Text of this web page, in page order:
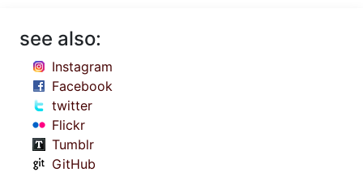
see also:
Instagram
Facebook
twitter
Flickr
Tumblr
GitHub